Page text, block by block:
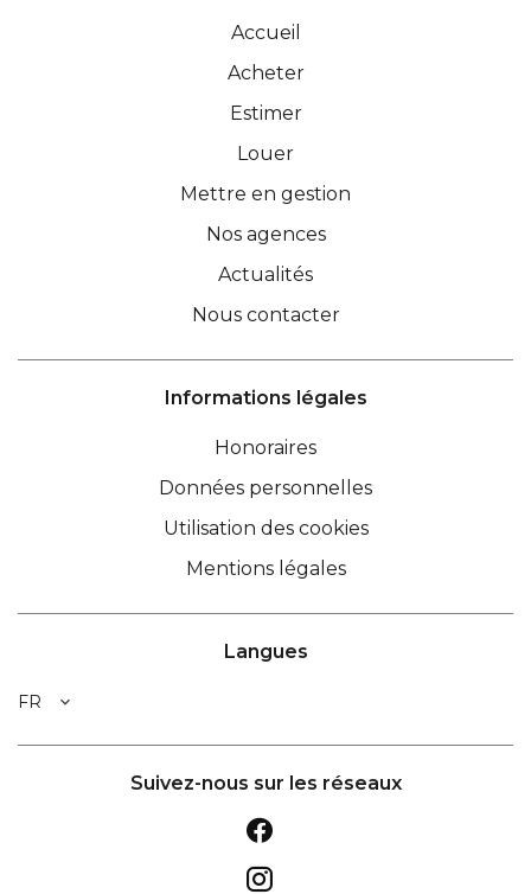
Accueil
Acheter
Estimer
Louer
Mettre en gestion
Nos agences
Actualités
Nous contacter
Informations légales
Honoraires
Données personnelles
Utilisation des cookies
Mentions légales
Langues
FR
Suivez-nous sur les réseaux